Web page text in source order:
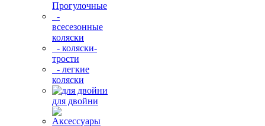
Прогулочные
-
всесезонные
коляски
- коляски-
трости
- легкие
коляски
для двойни